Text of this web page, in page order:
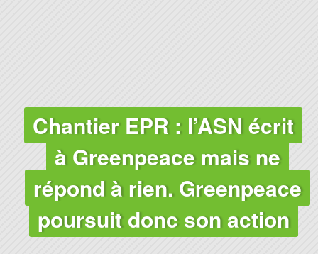
CLIMAT
Chantier EPR : l’ASN écrit
à Greenpeace mais ne
répond à rien. Greenpeace
poursuit donc son action